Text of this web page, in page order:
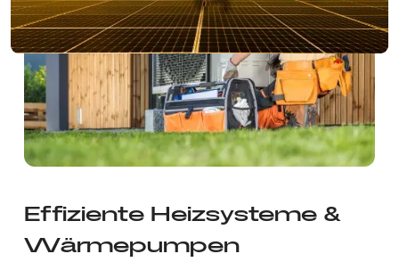
Effiziente Heizsysteme &
Wärmepumpen